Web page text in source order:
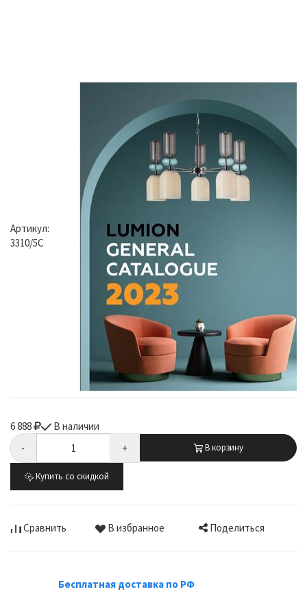
Артикул:
3310/5C
6 888
В наличии
-
+ В корзину
Купить со скидкой
Сравнить В избранное Поделиться
Бесплатная доставка по РФ